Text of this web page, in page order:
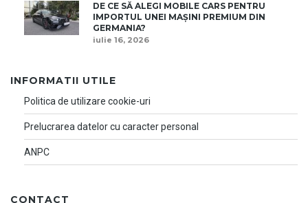
DE CE SĂ ALEGI MOBILE CARS PENTRU
IMPORTUL UNEI MAȘINI PREMIUM DIN
GERMANIA?
iulie 16, 2026
INFORMATII UTILE
Politica de utilizare cookie-uri
Prelucrarea datelor cu caracter personal
ANPC
CONTACT